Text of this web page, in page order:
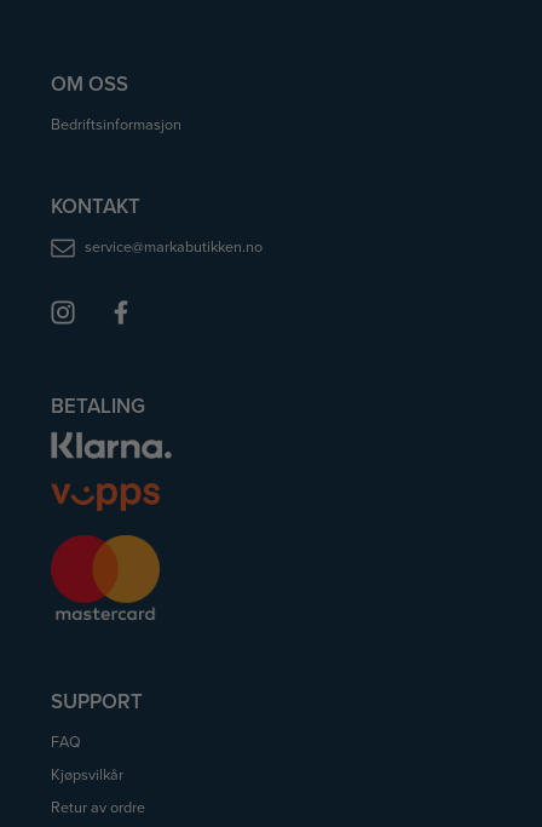
OM OSS
Bedriftsinformasjon
KONTAKT
service@markabutikken.no
BETALING
SUPPORT
FAQ
Kjøpsvilkår
Retur av ordre